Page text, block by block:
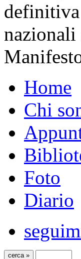
nazionali
Home
Chi
Foto
Diario